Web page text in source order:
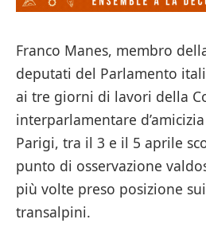
Franco Manes, membro
deputati del Parlamento
ai tre giorni di lavori della
interparlamentare
Parigi, tra il 3 e il 5 aprile
punto di osservazione
più volte preso posizione
transalpini.